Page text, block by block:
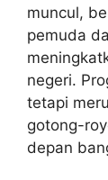
muncul,
pemuda
negeri.
tetapi
gotong-
depan